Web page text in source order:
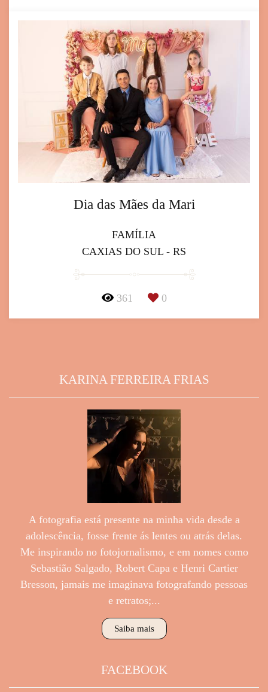
Dia das Mães da Mari
FAMÍLIA
CAXIAS DO SUL - RS
361 0
KARINA FERREIRA FRIAS
A fotografia está presente na minha vida desde a
adolescência, fosse frente ás lentes ou atrás delas.
Me inspirando no fotojornalismo, e em nomes como
Sebastião Salgado, Robert Capa e Henri Cartier
Bresson, jamais me imaginava fotografando pessoas
e retratos;...
Saiba mais
FACEBOOK